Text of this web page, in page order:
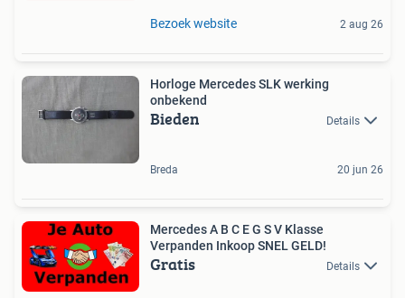
Bezoek website 2 aug 26
Horloge Mercedes SLK werking
onbekend
Bieden Details
Breda 20 jun 26
Mercedes A B C E G S V Klasse
Verpanden Inkoop SNEL GELD!
Gratis Details